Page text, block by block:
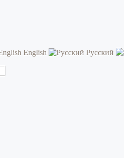
English Русский